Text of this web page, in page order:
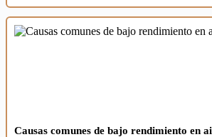
Causas comunes de bajo rendimiento en